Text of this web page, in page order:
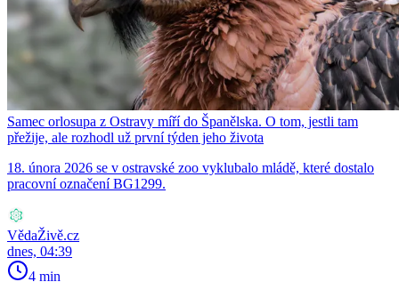
Samec orlosupa z Ostravy míří do Španělska. O tom, jestli tam
přežije, ale rozhodl už první týden jeho života
18. února 2026 se v ostravské zoo vyklubalo mládě, které dostalo
pracovní označení BG1299.
VědaŽivě.cz
dnes, 04:39
4 min